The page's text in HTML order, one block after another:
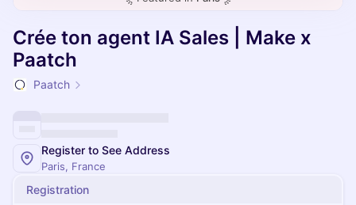
Crée ton agent IA Sales | Make x
Paatch
Paatch
Register to See Address
Paris, France
Registration